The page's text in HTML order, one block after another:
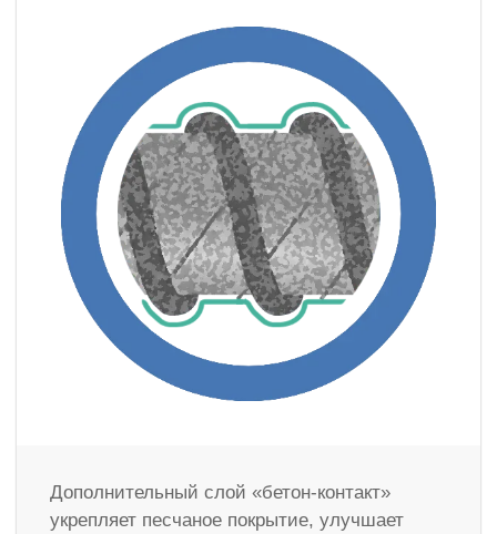
Дополнительный слой «бетон-контакт»
укрепляет песчаное покрытие, улучшает